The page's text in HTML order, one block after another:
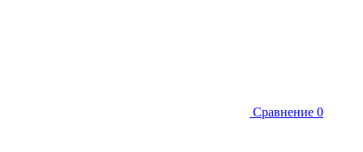
Сравнение 0